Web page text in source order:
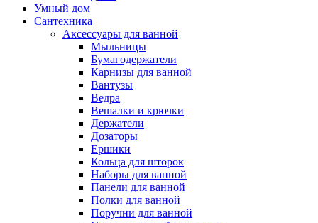
Умный дом
Сантехника
Аксессуары для ванной
Мыльницы
Бумагодержатели
Карнизы для ванной
Вантузы
Ведра
Вешалки и крючки
Держатели
Дозаторы
Ершики
Кольца для шторок
Наборы для ванной
Панели для ванной
Полки для ванной
Поручни для ванной